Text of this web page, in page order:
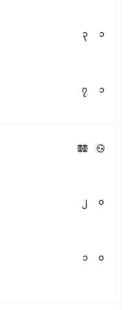
၃ ၁
၇ ၁
၂ ၀
၁ ၀